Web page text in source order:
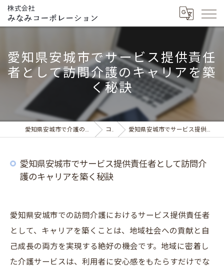
愛知県安城市でサービス提供責任
者として訪問介護のキャリアを築
く秘訣
愛知県安城市で介護の求人ならデイサービス みなみの風 コラム 愛知県安城市でサービス提供責任者として訪問介護のキャリアを築く秘訣
愛知県安城市でサービス提供責任者として訪問介
護のキャリアを築く秘訣
愛知県安城市での訪問介護におけるサービス提供責任者
として、キャリアを築くことは、地域社会への貢献と自
己成長の両方を実現する絶好の機会です。地域に密着し
た介護サービスは、利用者に安心感をもたらすだけでな